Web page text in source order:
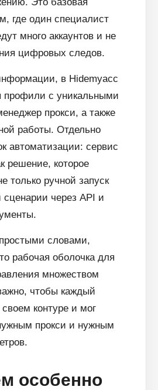
где один специалист
много аккаунтов и не
цифровых следов.
в Hidemyacc
профили с уникальными
прокси, а также
работы. Отдельно
автоматизации: сервис
решение, которое
только ручной запуск
через API и
словами,
рабочая оболочка для
множеством
чтобы каждый
контуре и мог
прокси и нужным
особенно